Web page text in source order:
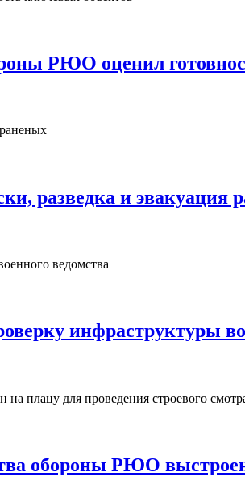
РЮО оценил
разведка и эвакуация
инфраструктуры
обороны РЮО